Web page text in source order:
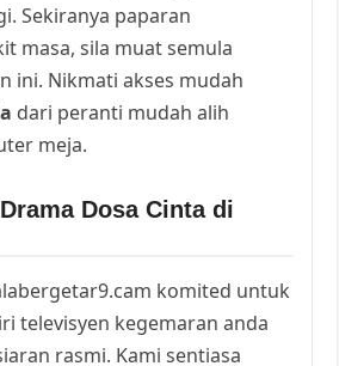
Sekiranya paparan
masa, sila muat semula
ini. Nikmati akses mudah
dari peranti mudah alih
meja.
Dosa Cinta di
komited untuk
televisyen kegemaran anda
rasmi. Kami sentiasa